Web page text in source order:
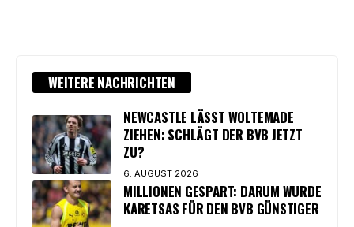
WEITERE NACHRICHTEN
NEWCASTLE LÄSST WOLTEMADE
ZIEHEN: SCHLÄGT DER BVB JETZT
ZU?
6. AUGUST 2026
MILLIONEN GESPART: DARUM WURDE
KARETSAS FÜR DEN BVB GÜNSTIGER